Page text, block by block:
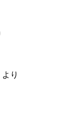
り